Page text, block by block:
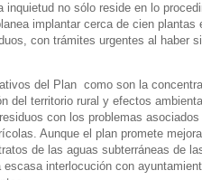
no sólo reside en lo
implantar cerca de cien plantas
con trámites urgentes al haber
del Plan como son la
del territorio rural y efectos
con los problemas
Aunque el plan promete
de las aguas subterráneas de
interlocución con